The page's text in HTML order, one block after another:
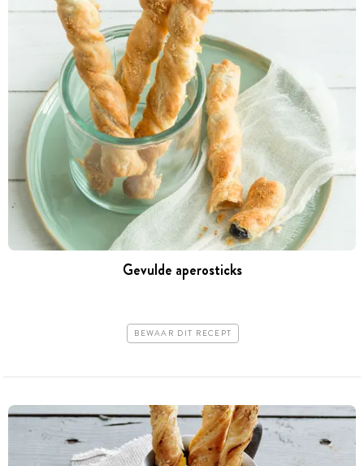
Gevulde aperosticks
BEWAAR DIT RECEPT